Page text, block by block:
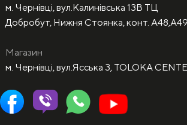
м. Чернівці, вул.Калинівська 13В ТЦ
Добробут, Нижня Стоянка, конт. А48,А49
Магазин
м. Чернівці, вул.Ясська 3, TOLOKA